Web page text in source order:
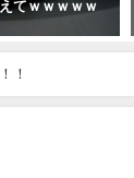
てｗｗｗｗｗ
！